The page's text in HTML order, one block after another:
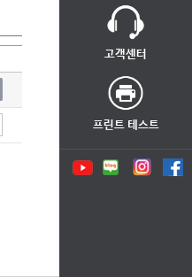
고객센터
프린트 테스트